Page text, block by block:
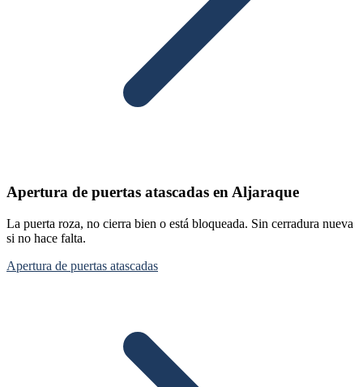
Apertura de puertas atascadas en Aljaraque
La puerta roza, no cierra bien o está bloqueada. Sin cerradura nueva
si no hace falta.
Apertura de puertas atascadas